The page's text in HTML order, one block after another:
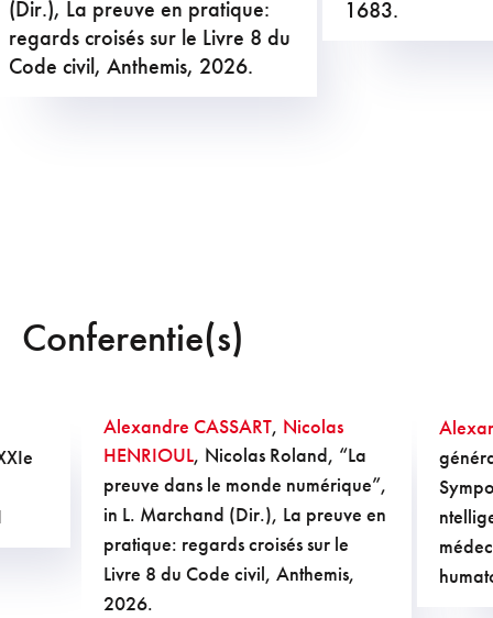
(Dir.), La preuve en pratique:
regards croisés sur le Livre 8 du
Code civil, Anthemis, 2026.
1683.
Conferentie(s)
Alexandre CASSART, Nicolas
HENRIOUL, Nicolas Roland, “La
preuve dans le monde numérique”,
in L. Marchand (Dir.), La preuve en
pratique: regards croisés sur le
Livre 8 du Code civil, Anthemis,
2026.